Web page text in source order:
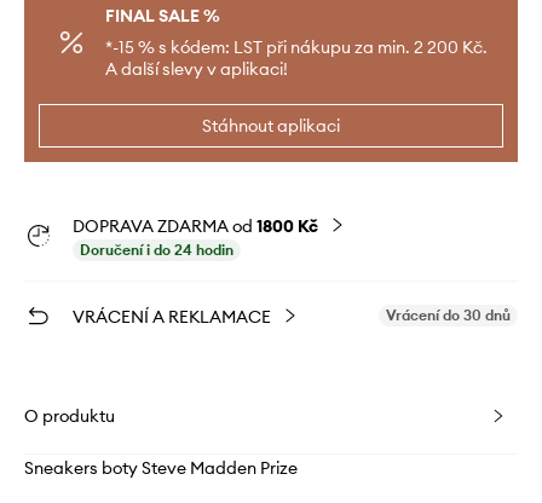
FINAL SALE %
*-15 % s kódem: LST při nákupu za min. 2 200 Kč.
A další slevy v aplikaci!
Stáhnout aplikaci
DOPRAVA ZDARMA od 1800 Kč
Doručení i do 24 hodin
VRÁCENÍ A REKLAMACE Vrácení do 30 dnů
O produktu
Sneakers boty Steve Madden Prize